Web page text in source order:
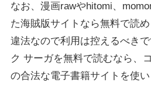
なお、漫画rawやhitomi、
た海賊版サイトなら無料で読め
違法なので利用は控えるべき
ク サーガを無料で読むなら、
の合法な電子書籍サイトを使い